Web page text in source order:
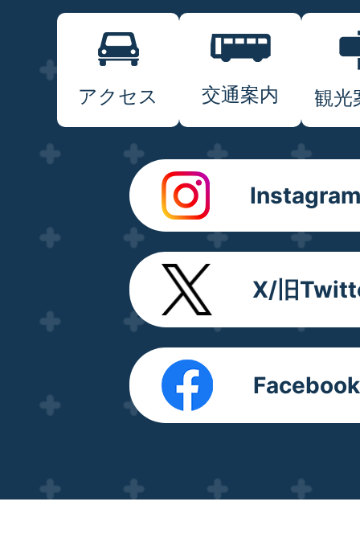
アクセス 交通案内 観光
X/旧
Facebook